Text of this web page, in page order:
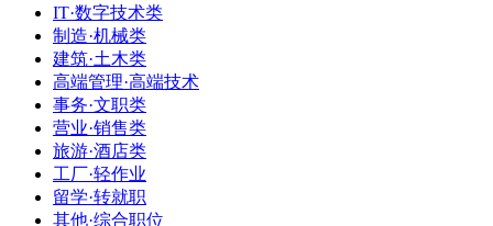
IT·数字技术类
制造·机械类
建筑·土木类
高端管理·高端技术
事务·文职类
营业·销售类
旅游·酒店类
工厂·轻作业
留学·转就职
其他·综合职位